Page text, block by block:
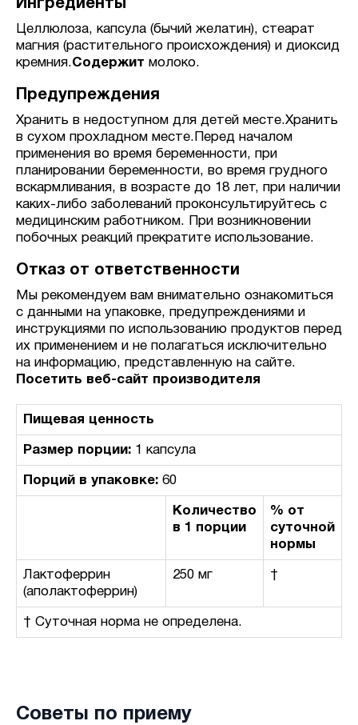
Ингредиенты
Целлюлоза, капсула (бычий желатин), стеарат
магния (растительного происхождения) и диоксид
кремния.Содержит молоко.
Предупреждения
Хранить в недоступном для детей месте.Хранить
в сухом прохладном месте.Перед началом
применения во время беременности, при
планировании беременности, во время грудного
вскармливания, в возрасте до 18 лет, при наличии
каких-либо заболеваний проконсультируйтесь с
медицинским работником. При возникновении
побочных реакций прекратите использование.
Отказ от ответственности
Мы рекомендуем вам внимательно ознакомиться
с данными на упаковке, предупреждениями и
инструкциями по использованию продуктов перед
их применением и не полагаться исключительно
на информацию, представленную на сайте.
Посетить веб-сайт производителя
Пищевая ценность
Размер порции: 1 капсула
Порций в упаковке: 60
Количество
в 1 порции
% от
суточной
нормы
Лактоферрин
(аполактоферрин)
250 мг †
† Суточная норма не определена.
Советы по приему